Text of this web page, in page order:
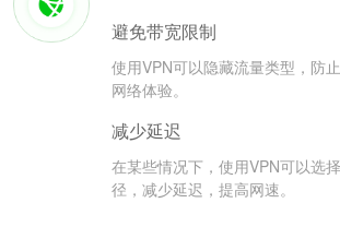
避免带宽限制
使用VPN可以隐藏流量类型，防
网络体验。
减少延迟
在某些情况下，使用VPN可以选
径，减少延迟，提高网速。